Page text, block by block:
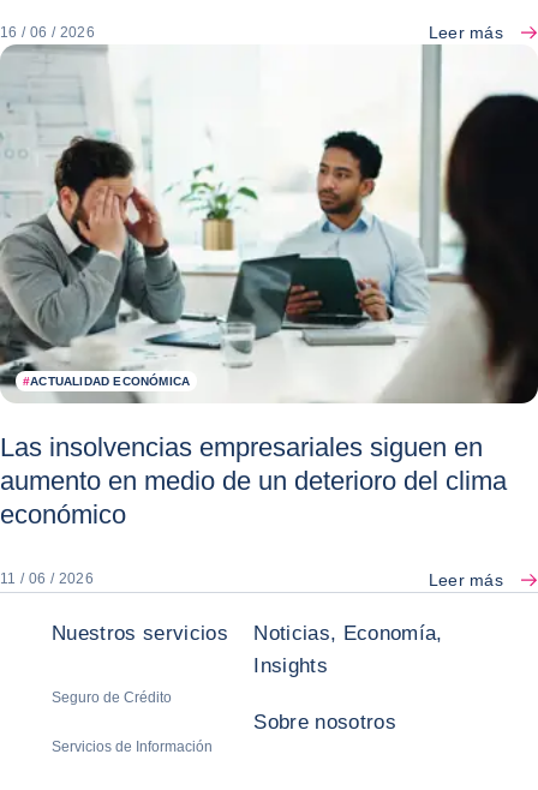
16 / 06 / 2026 Leer más
#ACTUALIDAD ECONÓMICA
Las insolvencias empresariales siguen en
aumento en medio de un deterioro del clima
económico
11 / 06 / 2026 Leer más
Nuestros servicios
Seguro de Crédito
Servicios de Información
Noticias, Economía,
Insights
Sobre nosotros